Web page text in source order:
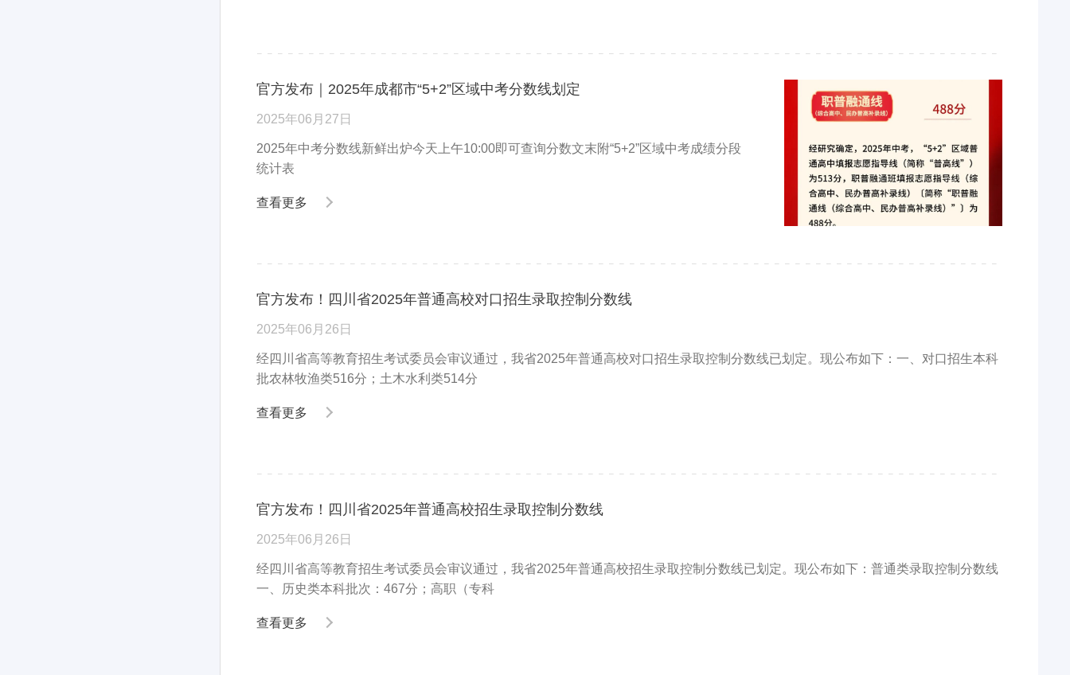
官方发布｜2025年成都市“5+2”区域中考分数线划定
2025年06月27日
2025年中考分数线新鲜出炉今天上午10:00即可查询分数文末附“5+2”区域中考成绩分段
统计表
查看更多
官方发布！四川省2025年普通高校对口招生录取控制分数线
2025年06月26日
经四川省高等教育招生考试委员会审议通过，我省2025年普通高校对口招生录取控制分数线已划定。现公布如下：一、对口招生本科
批农林牧渔类516分；土木水利类514分
查看更多
官方发布！四川省2025年普通高校招生录取控制分数线
2025年06月26日
经四川省高等教育招生考试委员会审议通过，我省2025年普通高校招生录取控制分数线已划定。现公布如下：普通类录取控制分数线
一、历史类本科批次：467分；高职（专科
查看更多